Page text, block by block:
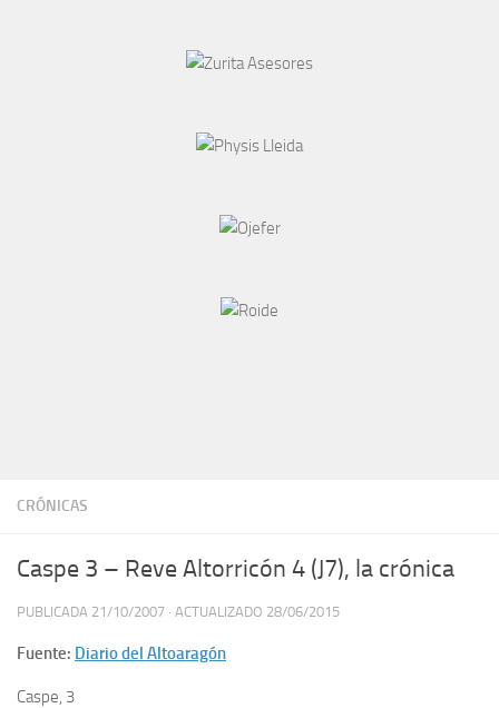
CRÓNICAS
Caspe 3 – Reve Altorricón 4 (J7), la crónica
PUBLICADA 21/10/2007 · ACTUALIZADO 28/06/2015
Fuente: Diario del Altoaragón
Caspe, 3